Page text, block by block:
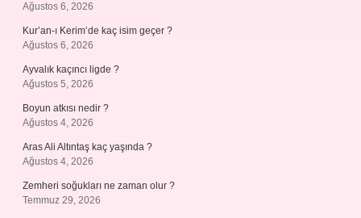
Ağustos 6, 2026
Kur’an-ı Kerim’de kaç isim geçer ?
Ağustos 6, 2026
Ayvalık kaçıncı ligde ?
Ağustos 5, 2026
Boyun atkısı nedir ?
Ağustos 4, 2026
Aras Ali Altıntaş kaç yaşında ?
Ağustos 4, 2026
Zemheri soğukları ne zaman olur ?
Temmuz 29, 2026